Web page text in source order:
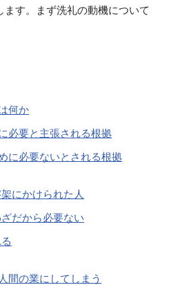
す。まず洗礼の動機について
何か
必要と主張される根拠
に必要ないとされる根拠
にかけられた人
だから必要ない
間の業にしてしまう